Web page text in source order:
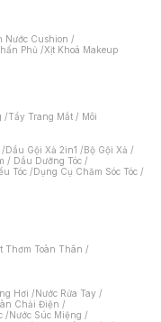
Nước Cushion /
Phủ /Xịt Khoá Makeup
/Tẩy Trang Mắt / Môi
/Dầu Gội Xả 2in1 /Bộ Gội Xả /
/ Dầu Dưỡng Tóc /
Tóc /Dụng Cụ Chăm Sóc Tóc /
Thơm Toàn Thân /
Hơi /Nước Rửa Tay /
Chải Điện /
/Nước Súc Miệng /